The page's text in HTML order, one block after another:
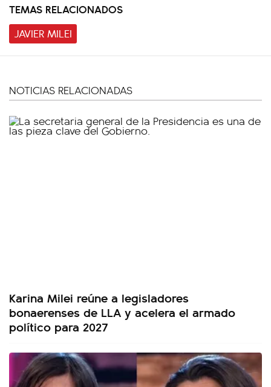
TEMAS RELACIONADOS
JAVIER MILEI
NOTICIAS RELACIONADAS
Karina Milei reúne a legisladores
bonaerenses de LLA y acelera el armado
político para 2027